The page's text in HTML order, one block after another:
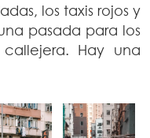
los taxis rojos y
pasada para los
Hay una